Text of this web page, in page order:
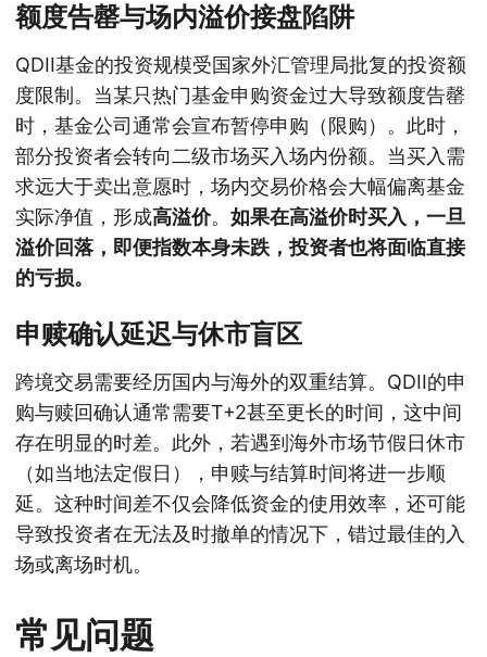
额度告罄与场内溢价接盘陷阱
QDII基金的投资规模受国家外汇管理局批复的投资额
度限制。当某只热门基金申购资金过大导致额度告罄
时，基金公司通常会宣布暂停申购（限购）。此时，
部分投资者会转向二级市场买入场内份额。当买入需
求远大于卖出意愿时，场内交易价格会大幅偏离基金
实际净值，形成高溢价。 如果在高溢价时买入，一旦
溢价回落，即便指数本身未跌，投资者也将面临直接
的亏损。
申赎确认延迟与休市盲区
跨境交易需要经历国内与海外的双重结算。QDII的申
购与赎回确认通常需要T+2甚至更长的时间，这中间
存在明显的时差。此外，若遇到海外市场节假日休市
（如当地法定假日），申赎与结算时间将进一步顺
延。这种时间差不仅会降低资金的使用效率，还可能
导致投资者在无法及时撤单的情况下，错过最佳的入
场或离场时机。
常见问题